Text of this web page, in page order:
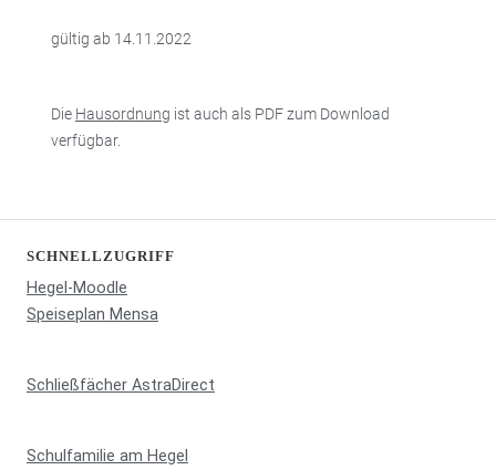
gültig ab 14.11.2022
Die Hausordnung ist auch als PDF zum Download
verfügbar.
SCHNELLZUGRIFF
Hegel-Moodle
Speiseplan Mensa
Schließfächer AstraDirect
Schulfamilie am Hegel